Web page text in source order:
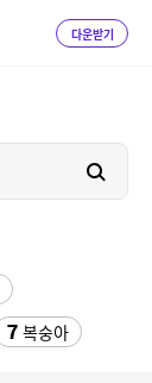
다운받기
7 복숭아